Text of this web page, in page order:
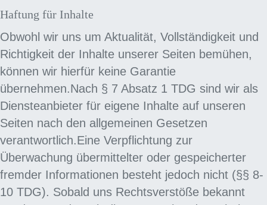
Haftung für Inhalte
Obwohl wir uns um Aktualität, Vollständigkeit und
Richtigkeit der Inhalte unserer Seiten bemühen,
können wir hierfür keine Garantie
übernehmen.Nach § 7 Absatz 1 TDG sind wir als
Diensteanbieter für eigene Inhalte auf unseren
Seiten nach den allgemeinen Gesetzen
verantwortlich.Eine Verpflichtung zur
Überwachung übermittelter oder gespeicherter
fremder Informationen besteht jedoch nicht (§§ 8-
10 TDG). Sobald uns Rechtsverstöße bekannt